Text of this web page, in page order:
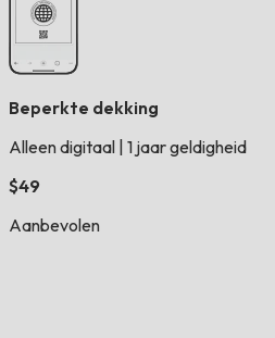
Beperkte dekking
Alleen digitaal 1 jaar geldigheid
$49
Aanbevolen